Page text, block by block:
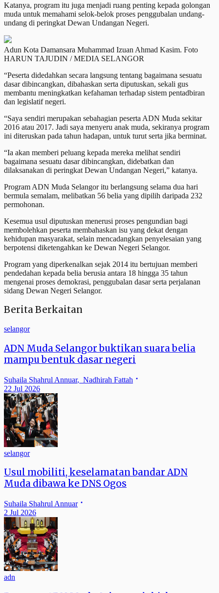
Katanya, program itu juga menjadi ruang penting kepada golongan
muda untuk memahami selok-belok proses penggubalan undang-
undang di peringkat Dewan Undangan Negeri.
Adun Kota Damansara Muhammad Izuan Ahmad Kasim. Foto
HARUN TAJUDIN / MEDIA SELANGOR
“Peserta didedahkan secara langsung tentang bagaimana sesuatu
dasar dibincangkan, dibahaskan serta diputuskan, sekali gus
membantu meningkatkan kefahaman terhadap sistem pentadbiran
dan legislatif negeri.
“Saya sendiri merupakan sebahagian peserta ADN Muda sekitar
2016 atau 2017. Jadi saya menyeru anak muda, sekiranya program
ini diteruskan pada tahun hadapan, untuk turut serta jika berminat.
“Ia akan memberi peluang kepada mereka melihat sendiri
bagaimana sesuatu dasar dibincangkan, didebatkan dan
dilaksanakan di peringkat Dewan Undangan Negeri,” katanya.
Program ADN Muda Selangor itu berlangsung selama dua hari
bermula semalam, melibatkan 56 belia yang dipilih daripada 232
permohonan.
Kesemua usul diputuskan menerusi proses pengundian bagi
membolehkan peserta membahaskan isu yang dekat dengan
kehidupan masyarakat, selain mencadangkan penyelesaian yang
berpotensi diketengahkan ke Dewan Negeri Selangor.
Program yang diperkenalkan sejak 2014 itu bertujuan memberi
pendedahan kepada belia berusia antara 18 hingga 35 tahun
mengenai proses demokrasi, penggubalan dasar serta perjalanan
sidang Dewan Negeri Selangor.
Berita Berkaitan
selangor
ADN Muda Selangor buktikan suara belia
mampu bentuk dasar negeri
Suhaila Shahrul Annuar, Nadhirah Fattah
22 Jul 2026
selangor
Usul mobiliti, keselamatan bandar ADN
Muda dibawa ke DNS Ogos
Suhaila Shahrul Annuar
2 Jul 2026
adn